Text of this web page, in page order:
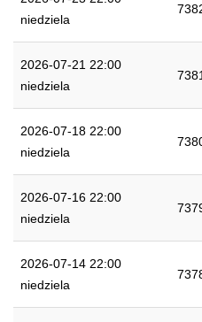
niedziela
2026-07-21 22:00
niedziela
7381
2026-07-18 22:00
niedziela
2026-07-16 22:00
niedziela
2026-07-14 22:00
niedziela